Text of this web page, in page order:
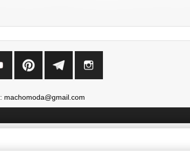
: machomoda@gmail.com